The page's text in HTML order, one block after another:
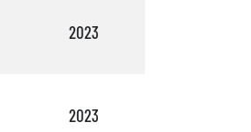
2023
2023